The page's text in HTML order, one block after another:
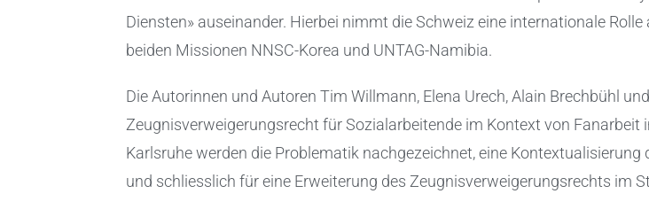
Diensten» auseinander. Hierbei nimmt die Schweiz eine internationale
beiden Missionen NNSC-Korea und UNTAG-Namibia.
Die Autorinnen und Autoren Tim Willmann, Elena Urech, Alain Brechbühl
Zeugnisverweigerungsrecht für Sozialarbeitende im Kontext von
Karlsruhe werden die Problematik nachgezeichnet, eine
und schliesslich für eine Erweiterung des Zeugnisverweigerungsrechts im